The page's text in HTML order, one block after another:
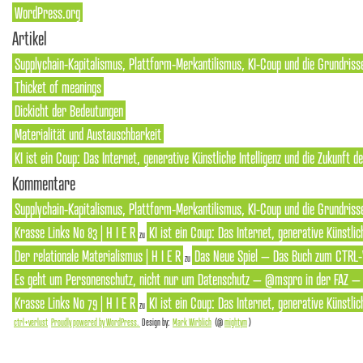
WordPress.org
Artikel
Supplychain-Kapitalismus, Plattform-Merkantilismus, KI-Coup und die
Thicket of meanings
Dickicht der Bedeutungen
Materialität und Austauschbarkeit
KI ist ein Coup: Das Internet, generative Künstliche Intelligenz und die Zukunft
Kommentare
Supplychain-Kapitalismus, Plattform-Merkantilismus, KI-Coup und die
Krasse Links No 83 | H I E R zu KI ist ein Coup: Das Internet, generative
Der relationale Materialismus | H I E R zu Das Neue Spiel – Das Buch zum
Es geht um Personenschutz, nicht nur um Datenschutz – @mspro in der FAZ
Krasse Links No 79 | H I E R zu KI ist ein Coup: Das Internet, generative
ctrl+verlust Proudly powered by WordPress. Design by: Mark Wirblich (@mightym)